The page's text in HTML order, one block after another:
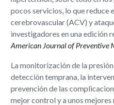
pocos servicios, lo que reduce
cerebrovascular (ACV) y
investigadores en una edición
American Journal of Preventive
La monitorización de la
detección temprana, la
prevención de las
mejor control y a unos mejores